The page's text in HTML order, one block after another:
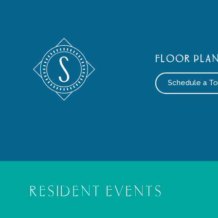
FLOOR
Schedule a
RESIDENT EVENTS